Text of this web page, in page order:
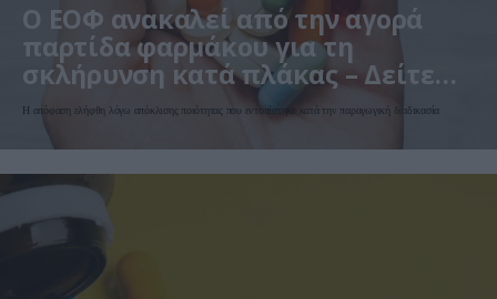
Ο ΕΟΦ ανακαλεί από την αγορά
παρτίδα φαρμάκου για τη
σκλήρυνση κατά πλάκας – Δείτε
ποιο αφορά
Η απόφαση ελήφθη λόγω απόκλισης ποιότητας που εντοπίστηκε κατά την παραγωγική διαδικασία